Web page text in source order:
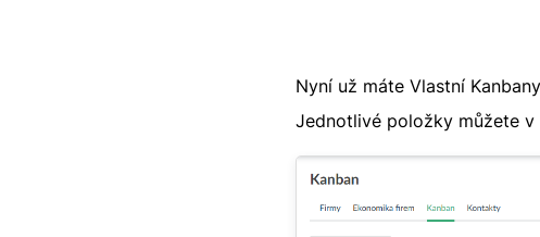
Nyní už máte Vlastní
Jednotlivé položky můžete